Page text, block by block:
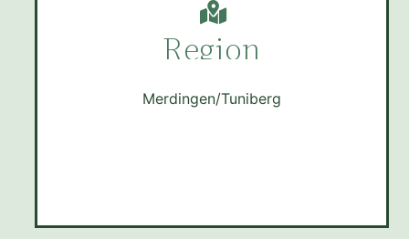
Region
Merdingen/Tuniberg